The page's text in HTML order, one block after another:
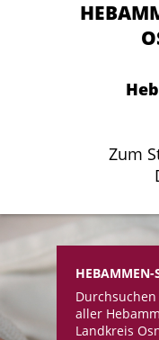
Zum
Zum
HEBAMMEN-
aller
Landkreis